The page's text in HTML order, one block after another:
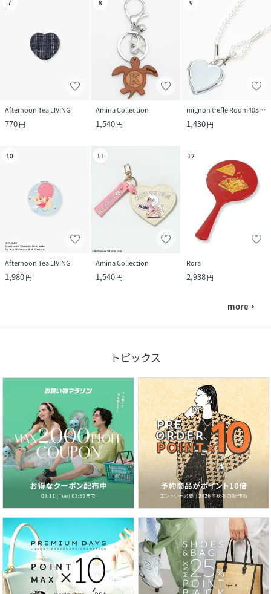
7
Afternoon Tea LIVING
770円
8
Amina Collection
1,540円
9
mignon trefle Room403 selected
1,430円
10
Afternoon Tea LIVING
1,980円
11
Amina Collection
1,540円
12
Rora
2,938円
more navigate_next
トピックス